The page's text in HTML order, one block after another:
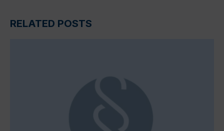
RELATED POSTS